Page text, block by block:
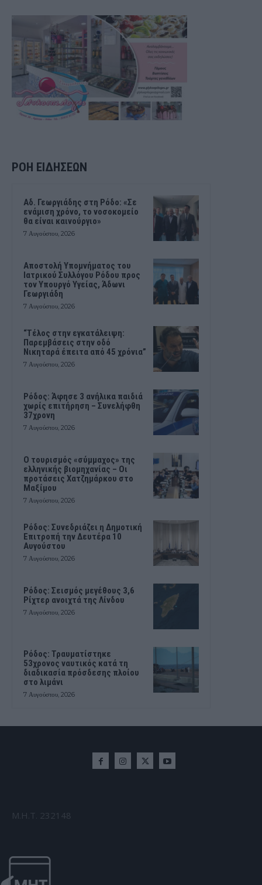
ΡΟΗ ΕΙΔΗΣΕΩΝ
Αδ. Γεωργιάδης στη Ρόδο: «Σε
ενάμιση χρόνο, το νοσοκομείο
θα είναι καινούργιο»
7 Αυγούστου, 2026
Αποστολή Υπομνήματος του
Ιατρικού Συλλόγου Ρόδου προς
τον Υπουργό Υγείας, Άδωνι
Γεωργιάδη
7 Αυγούστου, 2026
“Τέλος στην εγκατάλειψη:
Παρεμβάσεις στην οδό
Νικηταρά έπειτα από 45 χρόνια”
7 Αυγούστου, 2026
Ρόδος: Άφησε 3 ανήλικα παιδιά
χωρίς επιτήρηση – Συνελήφθη
37χρονη
7 Αυγούστου, 2026
Ο τουρισμός «σύμμαχος» της
ελληνικής βιομηχανίας – Οι
προτάσεις Χατζημάρκου στο
Μαξίμου
7 Αυγούστου, 2026
Ρόδος: Συνεδριάζει η Δημοτική
Επιτροπή την Δευτέρα 10
Αυγούστου
7 Αυγούστου, 2026
Ρόδος: Σεισμός μεγέθους 3,6
Ρίχτερ ανοιχτά της Λίνδου
7 Αυγούστου, 2026
Ρόδος: Τραυματίστηκε
53χρονος ναυτικός κατά τη
διαδικασία πρόσδεσης πλοίου
στο λιμάνι
7 Αυγούστου, 2026
Μ.Η.Τ. 232148